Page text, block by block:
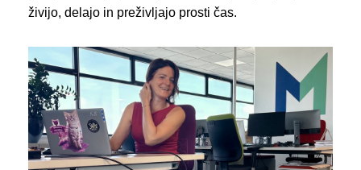
živijo, delajo in preživljajo prosti čas.